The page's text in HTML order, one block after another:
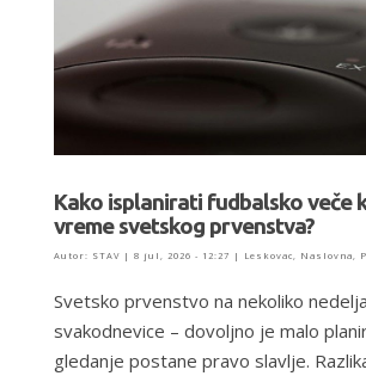
Kako isplanirati fudbalsko veče
vreme svetskog prvenstva?
Autor: STAV| 8 jul, 2026 - 12:27 | Leskovac Naslovna
Svetsko prvenstvo na nekoliko
svakodnevice – dovoljno je malo
gledanje postane pravo slavlje.